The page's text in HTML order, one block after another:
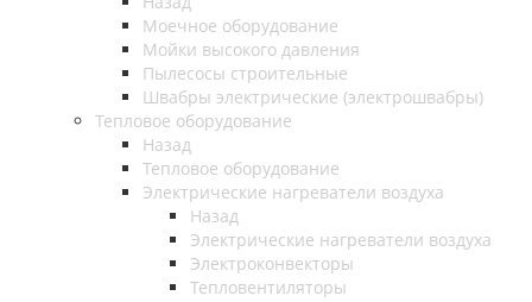
Моечное оборудование
Мойки высокого давления
Пылесосы строительные
Швабры электрические (электрошвабры)
Тепловое оборудование
Назад
Тепловое оборудование
Электрические нагреватели воздуха
Назад
Электрические нагреватели воздуха
Электроконвекторы
Тепловентиляторы